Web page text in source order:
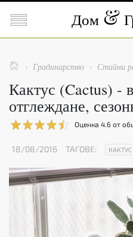
 Дом
  Градинарство  Стайни
Кактус (Cactus) -
отглеждане,
Оценка 4.6 от
18/08/2016 ТАГОВЕ: КАКТУС